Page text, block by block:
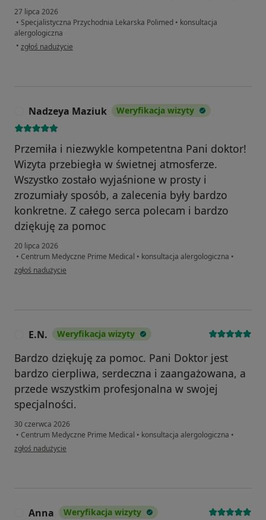
27 lipca 2026
• Specjalistyczna Przychodnia Lekarska Polimed • konsultacja
alergologiczna
• w opinii użytkownika Paulina
zgłoś nadużycie
Nadzeya Maziuk Weryfikacja wizyty
Przemiła i niezwykle kompetentna Pani doktor!
Wizyta przebiegła w świetnej atmosferze.
Wszystko zostało wyjaśnione w prosty i
zrozumiały sposób, a zalecenia były bardzo
konkretne. Z całego serca polecam i bardzo
dziękuję za pomoc
20 lipca 2026
• Centrum Medyczne Prime Medical • konsultacja alergologiczna •
w opinii użytkownika Nadzeya Maziuk
zgłoś nadużycie
E.N. Weryfikacja wizyty
Bardzo dziękuję za pomoc. Pani Doktor jest
bardzo cierpliwa, serdeczna i zaangażowana, a
przede wszystkim profesjonalna w swojej
specjalności.
30 czerwca 2026
• Centrum Medyczne Prime Medical • konsultacja alergologiczna •
w opinii użytkownika E.N.
zgłoś nadużycie
Anna Weryfikacja wizyty